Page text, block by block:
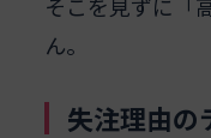
ん。
失注理由の